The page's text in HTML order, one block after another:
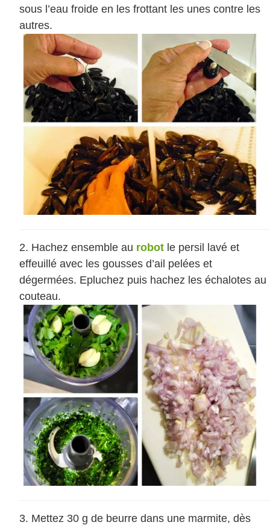
sous l’eau froide en les frottant les unes contre les
autres.
Hachez ensemble au robot le persil lavé et
effeuillé avec les gousses d’ail pelées et
dégermées. Epluchez puis hachez les échalotes au
couteau.
Mettez 30 g de beurre dans une marmite, dès